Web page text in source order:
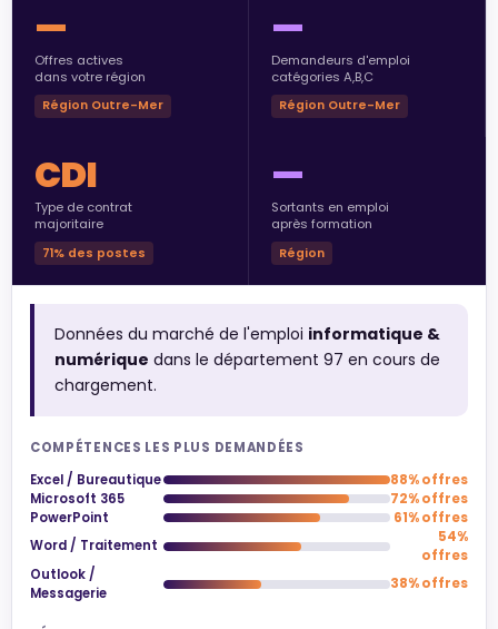
—
Offres actives
dans votre région
Région Outre-Mer
—
Demandeurs d'emploi
catégories A,B,C
Région Outre-Mer
CDI
Type de contrat
majoritaire
71% des postes
—
Sortants en emploi
après formation
Région
Données du marché de l'emploi informatique &
numérique dans le département 97 en cours de
chargement.
COMPÉTENCES LES PLUS DEMANDÉES
Excel / Bureautique
88% offres
Microsoft 365
72% offres
PowerPoint
61% offres
Word / Traitement
54%
offres
Outlook /
Messagerie
38% offres